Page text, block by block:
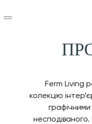
Ferm Living
колекцію